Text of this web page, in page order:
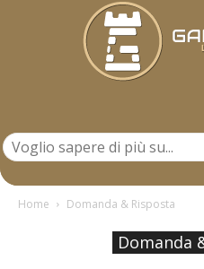
Home Domanda & Risposta
Domanda